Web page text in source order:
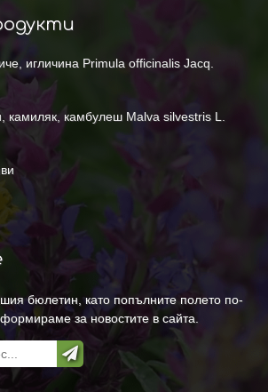
игличина Primula officinalis Jacq.
камиляк, камбулеш Malva silvestris L.
бюлетин, като попълните полето по-
за новостите в сайта.